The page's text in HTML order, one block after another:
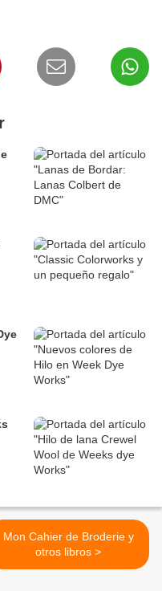
Mon Cahier de Broderie y
otros libros >